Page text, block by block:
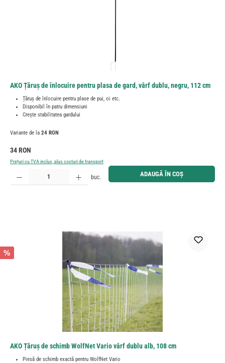
AKO Țăruș de înlocuire pentru plasa de gard, vârf dublu, negru, 112 cm
Țăruș de înlocuire pentru plase de pui, oi etc.
Disponibil în patru dimensiuni
Crește stabilitatea gardului
Variante de la 24 RON
Preț obișnuit:
34 RON
Prețuri cu TVA inclus, plus costuri de transport
Cantitate produs: Introduceți cantitatea dorită sau utilizați butoanele pentru a mări sau micșora
buc. ADAUGĂ ÎN COȘ
%
AKO Țăruș de schimb WolfNet Vario vârf dublu alb, 108 cm
Piesă de schimb exactă pentru WolfNet Vario